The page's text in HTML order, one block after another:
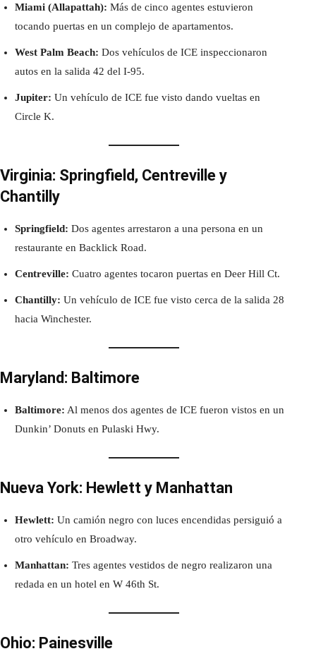
Miami (Allapattah): Más de cinco agentes estuvieron
tocando puertas en un complejo de apartamentos.
West Palm Beach: Dos vehículos de ICE inspeccionaron
autos en la salida 42 del I-95.
Jupiter: Un vehículo de ICE fue visto dando vueltas en
Circle K.
Virginia: Springfield, Centreville y
Chantilly
Springfield: Dos agentes arrestaron a una persona en un
restaurante en Backlick Road.
Centreville: Cuatro agentes tocaron puertas en Deer Hill Ct.
Chantilly: Un vehículo de ICE fue visto cerca de la salida 28
hacia Winchester.
Maryland: Baltimore
Baltimore: Al menos dos agentes de ICE fueron vistos en un
Dunkin’ Donuts en Pulaski Hwy.
Nueva York: Hewlett y Manhattan
Hewlett: Un camión negro con luces encendidas persiguió a
otro vehículo en Broadway.
Manhattan: Tres agentes vestidos de negro realizaron una
redada en un hotel en W 46th St.
Ohio: Painesville